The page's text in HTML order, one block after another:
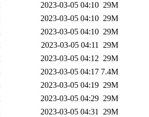
2023-03-05 04:10 29M
2023-03-05 04:10 29M
2023-03-05 04:10 29M
2023-03-05 04:11 29M
2023-03-05 04:12 29M
2023-03-05 04:17 7.4M
2023-03-05 04:19 29M
2023-03-05 04:29 29M
2023-03-05 04:31 29M